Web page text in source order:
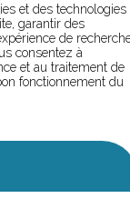
et des technologies
garantir des
de
consentez à
et au traitement de
fonctionnement du